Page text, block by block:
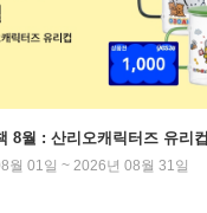
8월 : 산리오캐릭터즈 유리컵
월 01일 ~ 2026년 08월 31일